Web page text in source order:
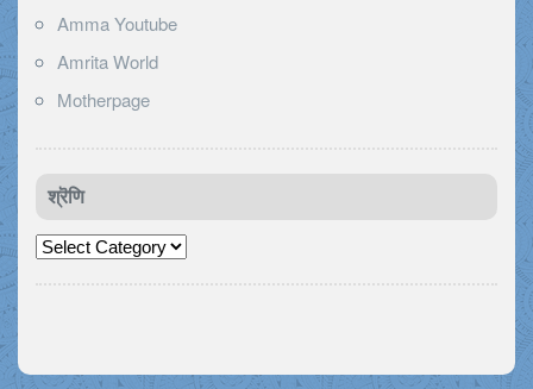
Amma Youtube
Amrita World
Motherpage
श्रॆणि
श्रॆणि